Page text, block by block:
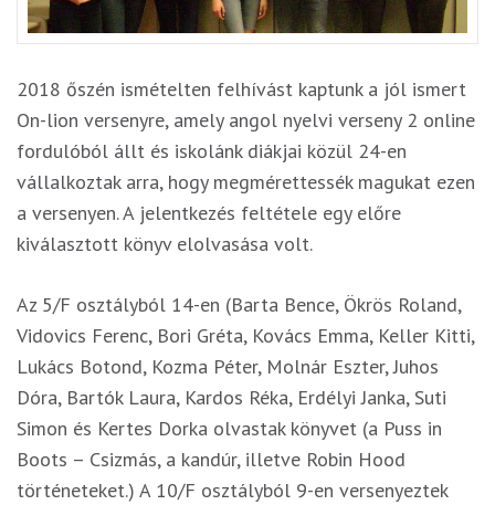
2018 őszén ismételten felhívást kaptunk a jól ismert
On-lion versenyre, amely angol nyelvi verseny 2 online
fordulóból állt és iskolánk diákjai közül 24-en
vállalkoztak arra, hogy megmérettessék magukat ezen
a versenyen. A jelentkezés feltétele egy előre
kiválasztott könyv elolvasása volt.
Az 5/F osztályból 14-en (Barta Bence, Ökrös Roland,
Vidovics Ferenc, Bori Gréta, Kovács Emma, Keller Kitti,
Lukács Botond, Kozma Péter, Molnár Eszter, Juhos
Dóra, Bartók Laura, Kardos Réka, Erdélyi Janka, Suti
Simon és Kertes Dorka olvastak könyvet (a Puss in
Boots – Csizmás, a kandúr, illetve Robin Hood
történeteket.) A 10/F osztályból 9-en versenyeztek